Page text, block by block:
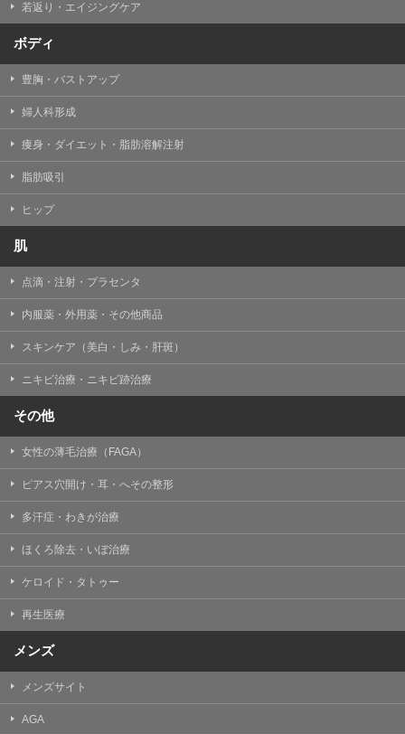
を分析し、パフォーマンス改善や、WEBサイトを通じて
提供するサービスの向上・改善のため、Cookieを使用す
ることがあります。ご使用のブラウザによりCookieを無
ジが正しく表示されなくなる場合がありますのでご留意
ください。
TCBグループが運営するWEBサイトでは、アクセスログ
として患者様の履歴情報をサーバ上に記録しています。
アクセスログはWEBサイトの保守管理や利用状況に関す
る統計分析のために使用されます。それ以外の目的で使
用されることはありません。
事業上の必要性等に応じて、改定される場合がありま
す。
掲載したときをもって効力を生じるものとします。
若返り・エイジングケア
ボディ
豊胸・バストアップ
婦人科形成
痩身・ダイエット・脂肪溶解注射
脂肪吸引
ヒップ
肌
点滴・注射・プラセンタ
内服薬・外用薬・その他商品
スキンケア（美白・しみ・肝斑）
ニキビ治療・ニキビ跡治療
その他
女性の薄毛治療（FAGA）
ピアス穴開け・耳・へその整形
多汗症・わきが治療
ほくろ除去・いぼ治療
ケロイド・タトゥー
再生医療
メンズ
メンズサイト
AGA